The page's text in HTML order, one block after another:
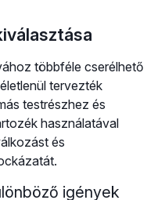
többféle cserélhető
tervezték
testrészhez és
használatával
és
igények